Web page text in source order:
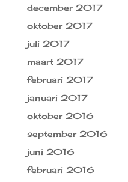
december 2017
oktober 2017
juli 2017
maart 2017
februari 2017
januari 2017
oktober 2016
september 2016
juni 2016
februari 2016